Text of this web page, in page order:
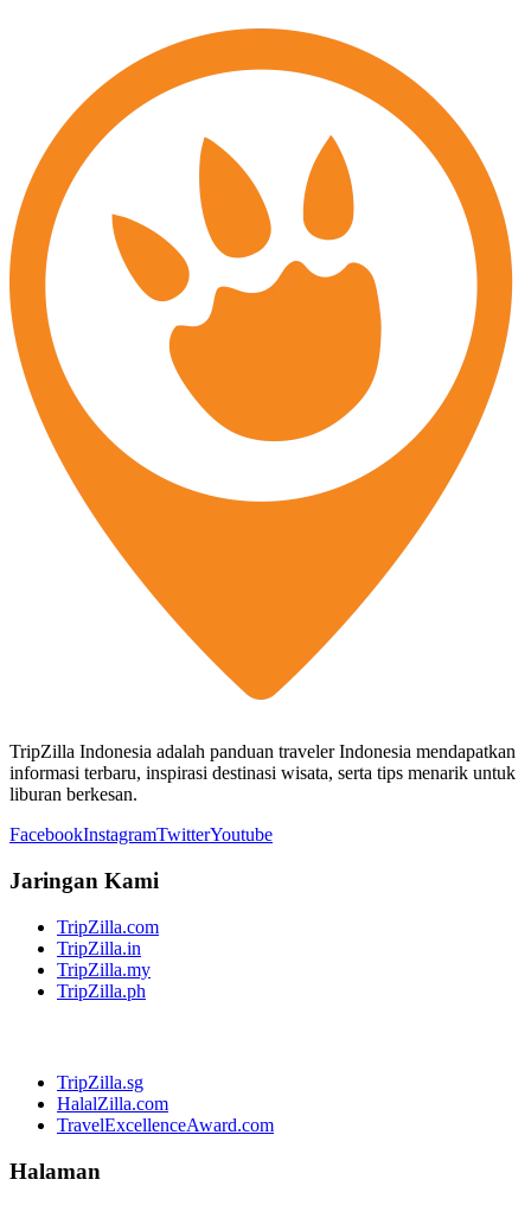
TripZilla Indonesia adalah panduan traveler Indonesia mendapatkan
informasi terbaru, inspirasi destinasi wisata, serta tips menarik untuk
liburan berkesan.
FacebookInstagramTwitterYoutube
Jaringan Kami
TripZilla.com
TripZilla.in
TripZilla.my
TripZilla.ph
TripZilla.sg
HalalZilla.com
TravelExcellenceAward.com
Halaman